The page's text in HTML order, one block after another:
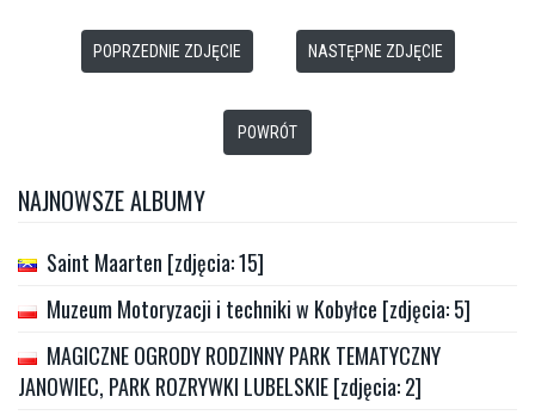
POPRZEDNIE ZDJĘCIE NASTĘPNE ZDJĘCIE
POWRÓT
NAJNOWSZE ALBUMY
Saint Maarten [zdjęcia: 15]
Muzeum Motoryzacji i techniki w Kobyłce [zdjęcia: 5]
MAGICZNE OGRODY RODZINNY PARK TEMATYCZNY
JANOWIEC, PARK ROZRYWKI LUBELSKIE [zdjęcia: 2]